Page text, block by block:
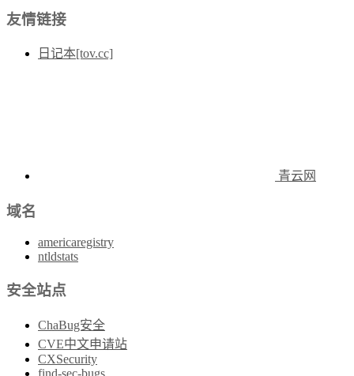
友情链接
日记本[tov.cc]
青云网
域名
americaregistry
ntldstats
安全站点
ChaBug安全
CVE中文申请站
CXSecurity